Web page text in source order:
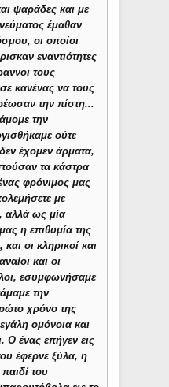
ψαράδες και με
έμαθαν
οι οποίοι
εναντιότητες
τους
κανένας να τους
την πίστη...
την
ούτε
έχομεν άρματα,
τα κάστρα
φρόνιμος μας
με
αλλά ως μία
η επιθυμία της
οι κληρικοί και
και οι
εσυμφωνήσαμε
την
χρόνο της
ομόνοια και
Ο ένας επήγεν εις
έφερνε ξύλα, η
του